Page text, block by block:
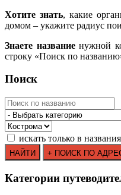
Хотите знать, какие
домом – укажите радиус
Знаете названиенужной
строку «Поиск по названию
Поиск
искать только в
Категории